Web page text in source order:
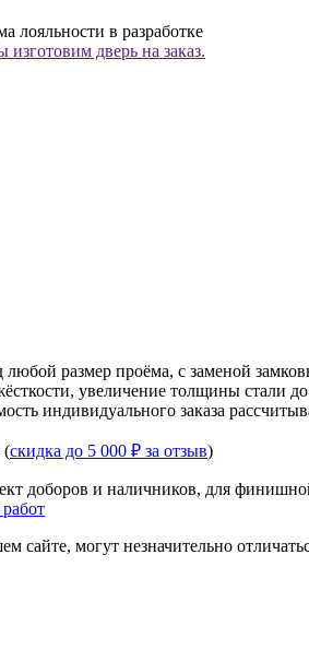
лояльности в разработке
дверь на заказ.
размер проёма, с заменой
увеличение толщины
индивидуального заказа
(скидка до 5 000 ₽ за отзыв)
доборов и наличников, для
могут незначительно